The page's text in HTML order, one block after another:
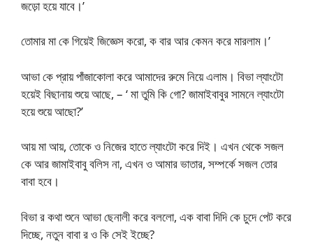
জড়ো হয়ে যাবে।’
তোমার মা কে গিয়েই জিজ্ঞেস করো, ক বার আর কেমন করে মারলাম।’
আভা কে প্রায় পাঁজাকোলা করে আমাদের রুমে নিয়ে এলাম। বিভা ল্যাংটো
হয়েই বিছানায় শুয়ে আছে, – ‘ মা তুমি কি গো? জামাইবাবুর সামনে ল্যাংটো
হয়ে শুয়ে আছো?’
আয় মা আয়, তোকে ও নিজের হাতে ল্যাংটো করে দিই। এখন থেকে সজল
কে আর জামাইবাবু বলিস না, এখন ও আমার ভাতার, সম্পর্কে সজল তোর
বাবা হবে।
বিভা র কথা শুনে আভা ছেনালী করে বললো, এক বাবা দিদি কে চুদে পেট করে
দিচ্ছে, নতুন বাবা র ও কি সেই ইচ্ছে?